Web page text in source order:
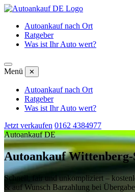
Autoankauf nach Ort
Ratgeber
Was ist Ihr Auto wert?
Menü ✕
Autoankauf nach Ort
Ratgeber
Was ist Ihr Auto wert?
Jetzt verkaufen 0162 4384977
Autoankauf DE
Autoankauf
Schnell, fair und unkompliziert –
& auf Wunsch Barzahlung bei